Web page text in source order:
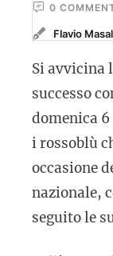
0
Flavio
Si avvicina
successo
domenica 6
i rossoblù
occasione
nazionale,
seguito le